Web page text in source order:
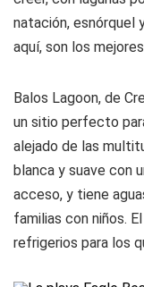
natación, esnórquel
aquí, son los
Balos Lagoon, de
un sitio perfecto
alejado de las
blanca y suave con
acceso, y tiene
familias con niños.
refrigerios para los